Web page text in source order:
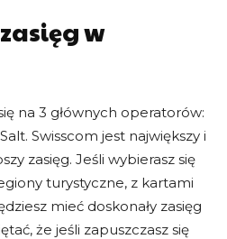
i SKORZYSTAJ
EM10
rabatu
wszystkich
w
na 3 głównych operatorów:
Swisscom jest największy i
zasięg. Jeśli wybierasz się
turystyczne, z kartami
mieć doskonały zasięg
że jeśli zapuszczasz się